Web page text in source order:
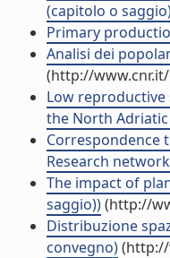
(capitolo o
Primary
Analisi dei
(http://
Low
the North
Correspondence
Research
The impact of
saggio))(http://
Distribuzione
convegno)